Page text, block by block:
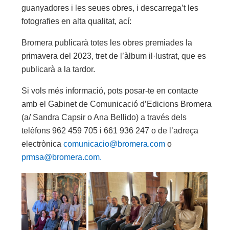
guanyadores i les seues obres, i descarrega’t les
fotografies en alta qualitat, ací:
Bromera publicarà totes les obres premiades la
primavera del 2023, tret de l’àlbum il·lustrat, que es
publicarà a la tardor.
Si vols més informació, pots posar-te en contacte
amb el Gabinet de Comunicació d’Edicions Bromera
(a/ Sandra Capsir o Ana Bellido) a través dels
telèfons 962 459 705 i 661 936 247 o de l’adreça
electrònicacomunicacio@bromera.com o
prmsa@bromera.com.